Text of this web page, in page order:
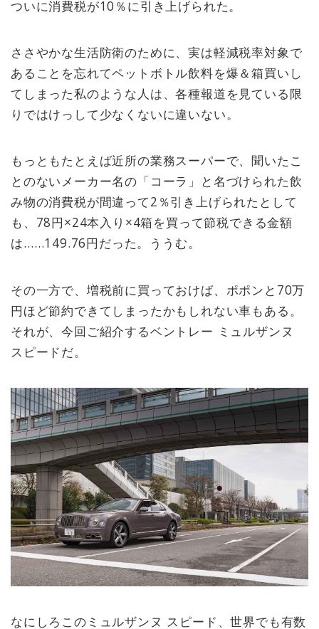
ついに消費税が10％に引き上げられた。
ささやかな生活防衛のために、実は軽減税率対象で
あることを忘れてペットボトル飲料を爆＆箱買いし
てしまった私のような人は、各種報道を見ている限
りではけっして少なくないに違いない。
もっともたとえば近所の業務スーパーで、聞いたこ
とのないメーカー名の「コーラ」と名づけられた飲
み物の消費税が間違って2％引き上げられたとして
も、78円×24本入り×4箱を買って節税できる金額
は……149.76円だった。ううむ。
その一方で、増税前に買っておけば、ポポンと70万
円ほど節約できてしまったかもしれない車もある。
それが、今回ご紹介するベントレー ミュルザンヌ
スピードだ。
なにしろこのミュルザンヌ スピード、世界でも有数